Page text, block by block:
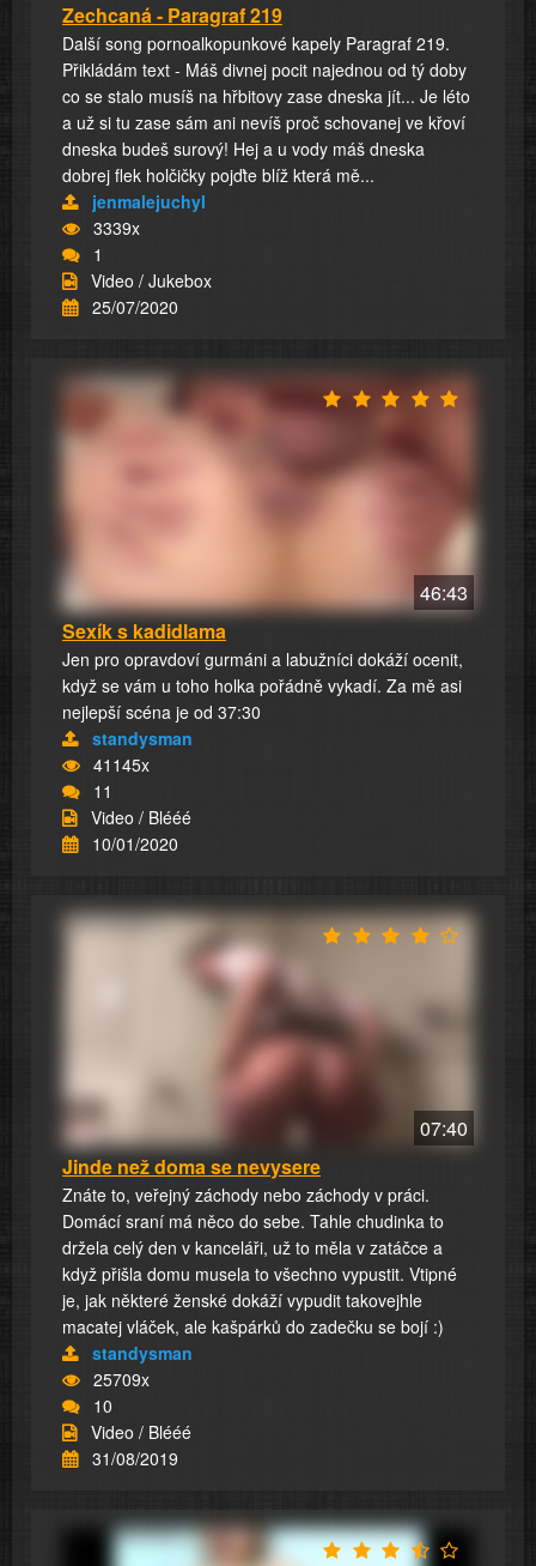
Zechcaná - Paragraf 219
Další song pornoalkopunkové kapely Paragraf 219.
Přikládám text - Máš divnej pocit najednou od tý doby
co se stalo musíš na hřbitovy zase dneska jít... Je léto
a už si tu zase sám ani nevíš proč schovanej ve křoví
dneska budeš surový! Hej a u vody máš dneska
dobrej flek holčičky pojďte blíž která mě...
jenmalejuchyl
3339x
1
Video / Jukebox
25/07/2020
46:43
Sexík s kadidlama
Jen pro opravdoví gurmáni a labužníci dokáží ocenit,
když se vám u toho holka pořádně vykadí. Za mě asi
nejlepší scéna je od 37:30
standysman
41145x
11
Video / Blééé
10/01/2020
07:40
Jinde než doma se nevysere
Znáte to, veřejný záchody nebo záchody v práci.
Domácí sraní má něco do sebe. Tahle chudinka to
držela celý den v kanceláři, už to měla v zatáčce a
když přišla domu musela to všechno vypustit. Vtipné
je, jak některé ženské dokáží vypudit takovejhle
macatej vláček, ale kašpárků do zadečku se bojí :)
standysman
25709x
10
Video / Blééé
31/08/2019